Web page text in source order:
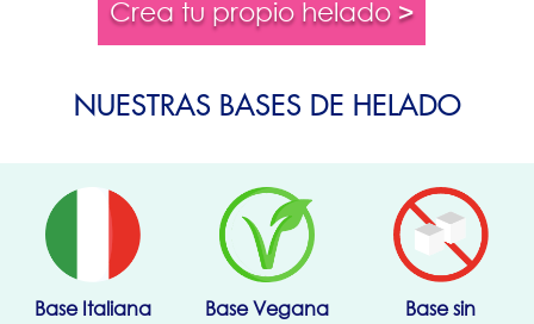
Crea tu propio helado >
NUESTRAS BASES DE HELADO
Base Italiana Base Vegana
Base sin